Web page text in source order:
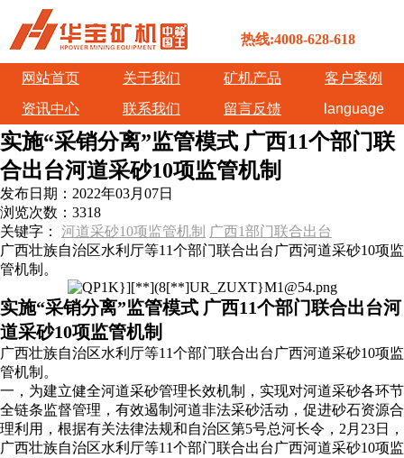
热线:4008-628-618
网站首页 关于我们 矿机产品
客户案例
资讯中心
联系我们 留言反馈 language
实施“采销分离”监管模式 广西11个部门联
合出台河道采砂10项监管机制
发布日期： 2022年03月07日
浏览次数： 3318
关键字： 河道采砂10项监管机制 广西1部门联合出台
广西壮族自治区水利厅等11个部门联合出台广西河道采砂10项监
管机制。
实施“采销分离”监管模式 广西11个部门联合出台河
道采砂10项监管机制
广西壮族自治区水利厅等11个部门联合出台广西河道采砂10项监
管机制。
一，为建立健全河道采砂管理长效机制，实现对河道采砂各环节
全链条监督管理，有效遏制河道非法采砂活动，促进砂石资源合
理利用，根据有关法律法规和自治区第5号总河长令，2月23日，
广西壮族自治区水利厅等11个部门联合出台广西河道采砂10项监